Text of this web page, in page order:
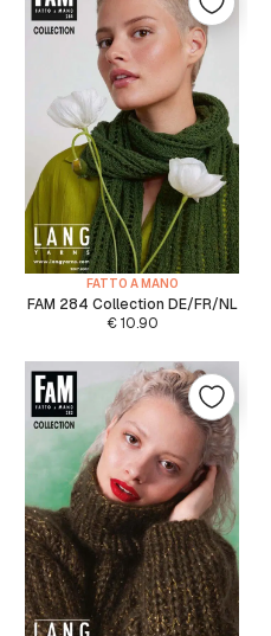
FATTO A MANO
FAM 284 Collection DE/FR/NL
€10.90